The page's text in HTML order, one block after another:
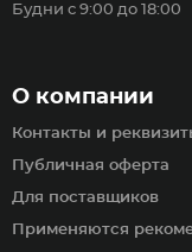
О компании
Контакты и
Публичная оферта
Для поставщиков
Применяются
Будни с 9:00 до 18:00